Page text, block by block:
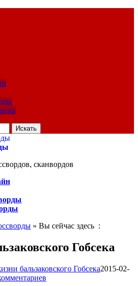
сканвордов
» Вы сейчас здесь :
Гобсека
бальзаковского Гобсека2015-02-